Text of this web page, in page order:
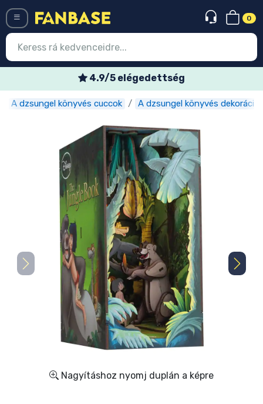
0
Heti akciós ajánlatok
A dzsungel könyvés cuccok A dzsungel könyvés dekorációk
Nagyításhoz nyomj duplán a képre
Belépés Regisztráció
Legújabb cuccok
Akciós ajánlatok
Express szállítás
Előrendelhető cuccok
Outlet cuccok
Ajándékkártya
Szállítás és fizetés
Sorozatos cuccok